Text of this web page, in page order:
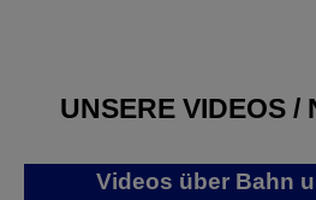
UNSERE VIDEOS /
Videos über Bahn